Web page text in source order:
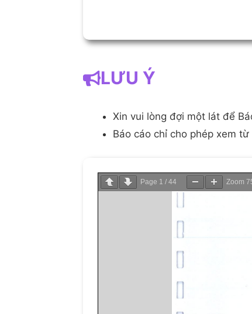
LƯU Ý
Xin vui lòng đợi một lát để
Báo cáo chỉ cho phép xem
Page 1 / 44 Zoom